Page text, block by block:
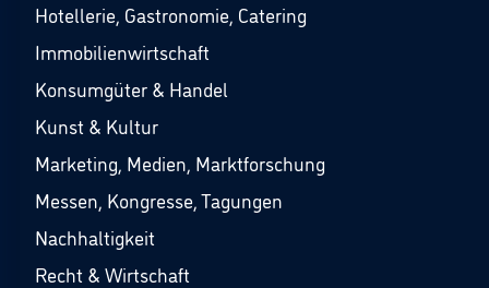
Hotellerie, Gastronomie, Catering
Immobilienwirtschaft
Konsumgüter & Handel
Kunst & Kultur
Marketing, Medien, Marktforschung
Messen, Kongresse, Tagungen
Nachhaltigkeit
Recht & Wirtschaft